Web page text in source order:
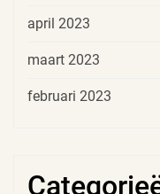
april 2023
maart 2023
februari 2023